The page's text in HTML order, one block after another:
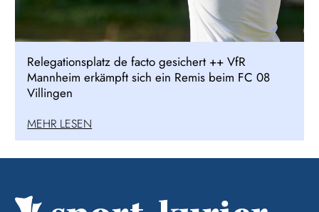
Relegationsplatz de facto gesichert ++ VfR
Mannheim erkämpft sich ein Remis beim FC 08
Villingen
MEHR LESEN